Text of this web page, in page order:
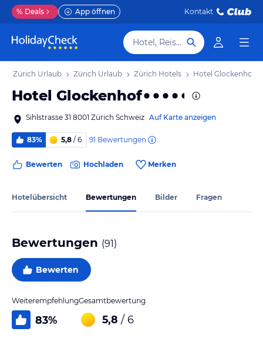
% Deals App öffnen Kontakt
Hotel, Reiseziel
Zürich Urlaub Zürich Urlaub Zürich Hotels Hotel Glockenhof
Hotel Glockenhof
Sihlstrasse 31 8001 Zürich Schweiz Auf Karte anzeigen
83% 5,8 / 6 91 Bewertungen
Bewerten Hochladen Merken
Hotelübersicht Bewertungen Bilder Fragen
Bewertungen (91)
Bewerten
Weiterempfehlung
83%
Gesamtbewertung
5,8 / 6